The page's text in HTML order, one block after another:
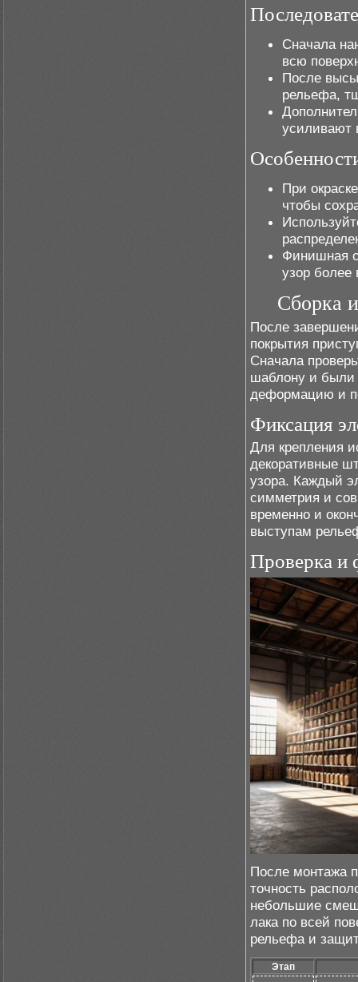
Сначала
всю
После
рельефа,
усиливают
При
чтобы
Финишная
узор более
Сборка
После
покрытия
Сначала
шаблону и были
деформацию и
Фиксация
Для крепления
декоративные
узора. Каждый
симметрия и
временно и
выступам
Проверка и
После монтажа
точность
небольшие
лака по всей
рельефа и
Этап